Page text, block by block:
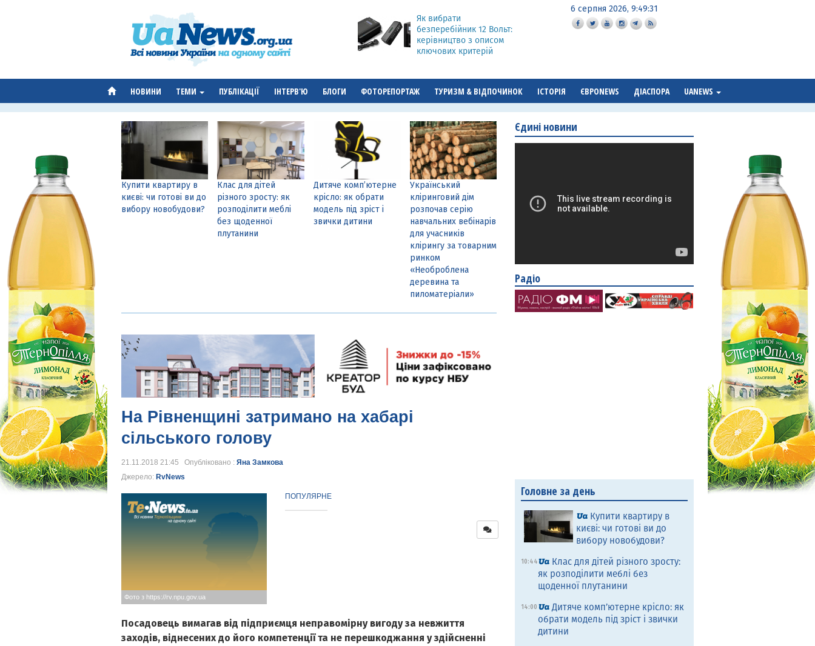
Як вибрати
безперебійник 12 Вольт:
керівництво з описом
ключових критерій
6 серпня 2026, 9:49:32
НОВИНИ ТЕМИ ПУБЛІКАЦІЇ ІНТЕРВ'Ю БЛОГИ ФОТОРЕПОРТАЖ ТУРИЗМ & ВІДПОЧИНОК ІСТОРІЯ ЄВРОNEWS ДІАСПОРА UANEWS
Купити квартиру в
києві: чи готові ви до
вибору новобудови?
Клас для дітей
різного зросту: як
розподілити меблі
без щоденної
плутанини
Дитяче комп’ютерне
крісло: як обрати
модель під зріст і
звички дитини
Український
кліринговий дім
розпочав серію
навчальних вебінарів
для учасників
клірингу за товарним
ринком
«Необроблена
деревина та
пиломатеріали»
На Рівненщині затримано на хабарі
сільського голову
21.11.2018 21:45 Опубліковано : Яна Замкова
Джерело: RvNews
Фото з https://rv.npu.gov.ua
ПОПУЛЯРНЕ
Посадовець вимагав від підприємця неправомірну вигоду за невжиття
заходів, віднесених до його компетенції та не перешкоджання у здійсненні
Єдині новини
Радіо
Головне за день
Купити квартиру в
києві: чи готові ви до
вибору новобудови?
10:44
Клас для дітей різного зросту:
як розподілити меблі без
щоденної плутанини
14:00
Дитяче комп’ютерне крісло: як
обрати модель під зріст і звички
дитини